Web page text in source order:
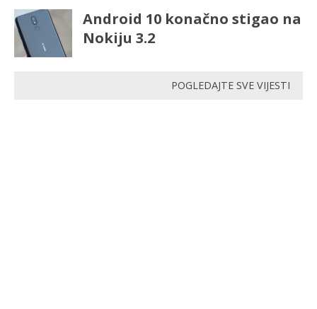
Android 10 konačno stigao na
Nokiju 3.2
POGLEDAJTE SVE VIJESTI